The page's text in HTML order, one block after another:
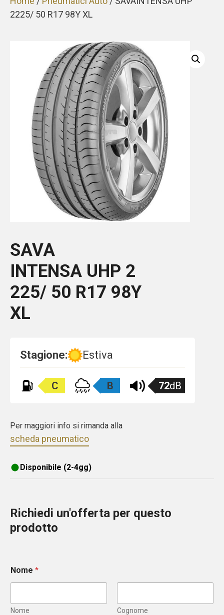
2225/ 50 R17 98Y XL
SAVA
INTENSA UHP 2
225/ 50 R17 98Y
XL
Stagione: Estiva
C B 72dB
Per maggiori info si rimanda alla
scheda pneumatico
Disponibile (2-4gg)
Richiedi un'offerta per questo
prodotto
Nome *
Nome Cognome